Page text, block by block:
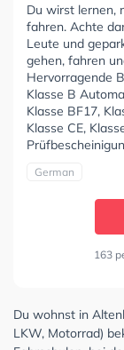
Du wirst lernen,
fahren. Achte
Leute und
gehen, fahren
Hervorragende
Klasse B
Klasse BF17,
Klasse CE,
German
163
Du wohnst in
LKW, Motorrad)